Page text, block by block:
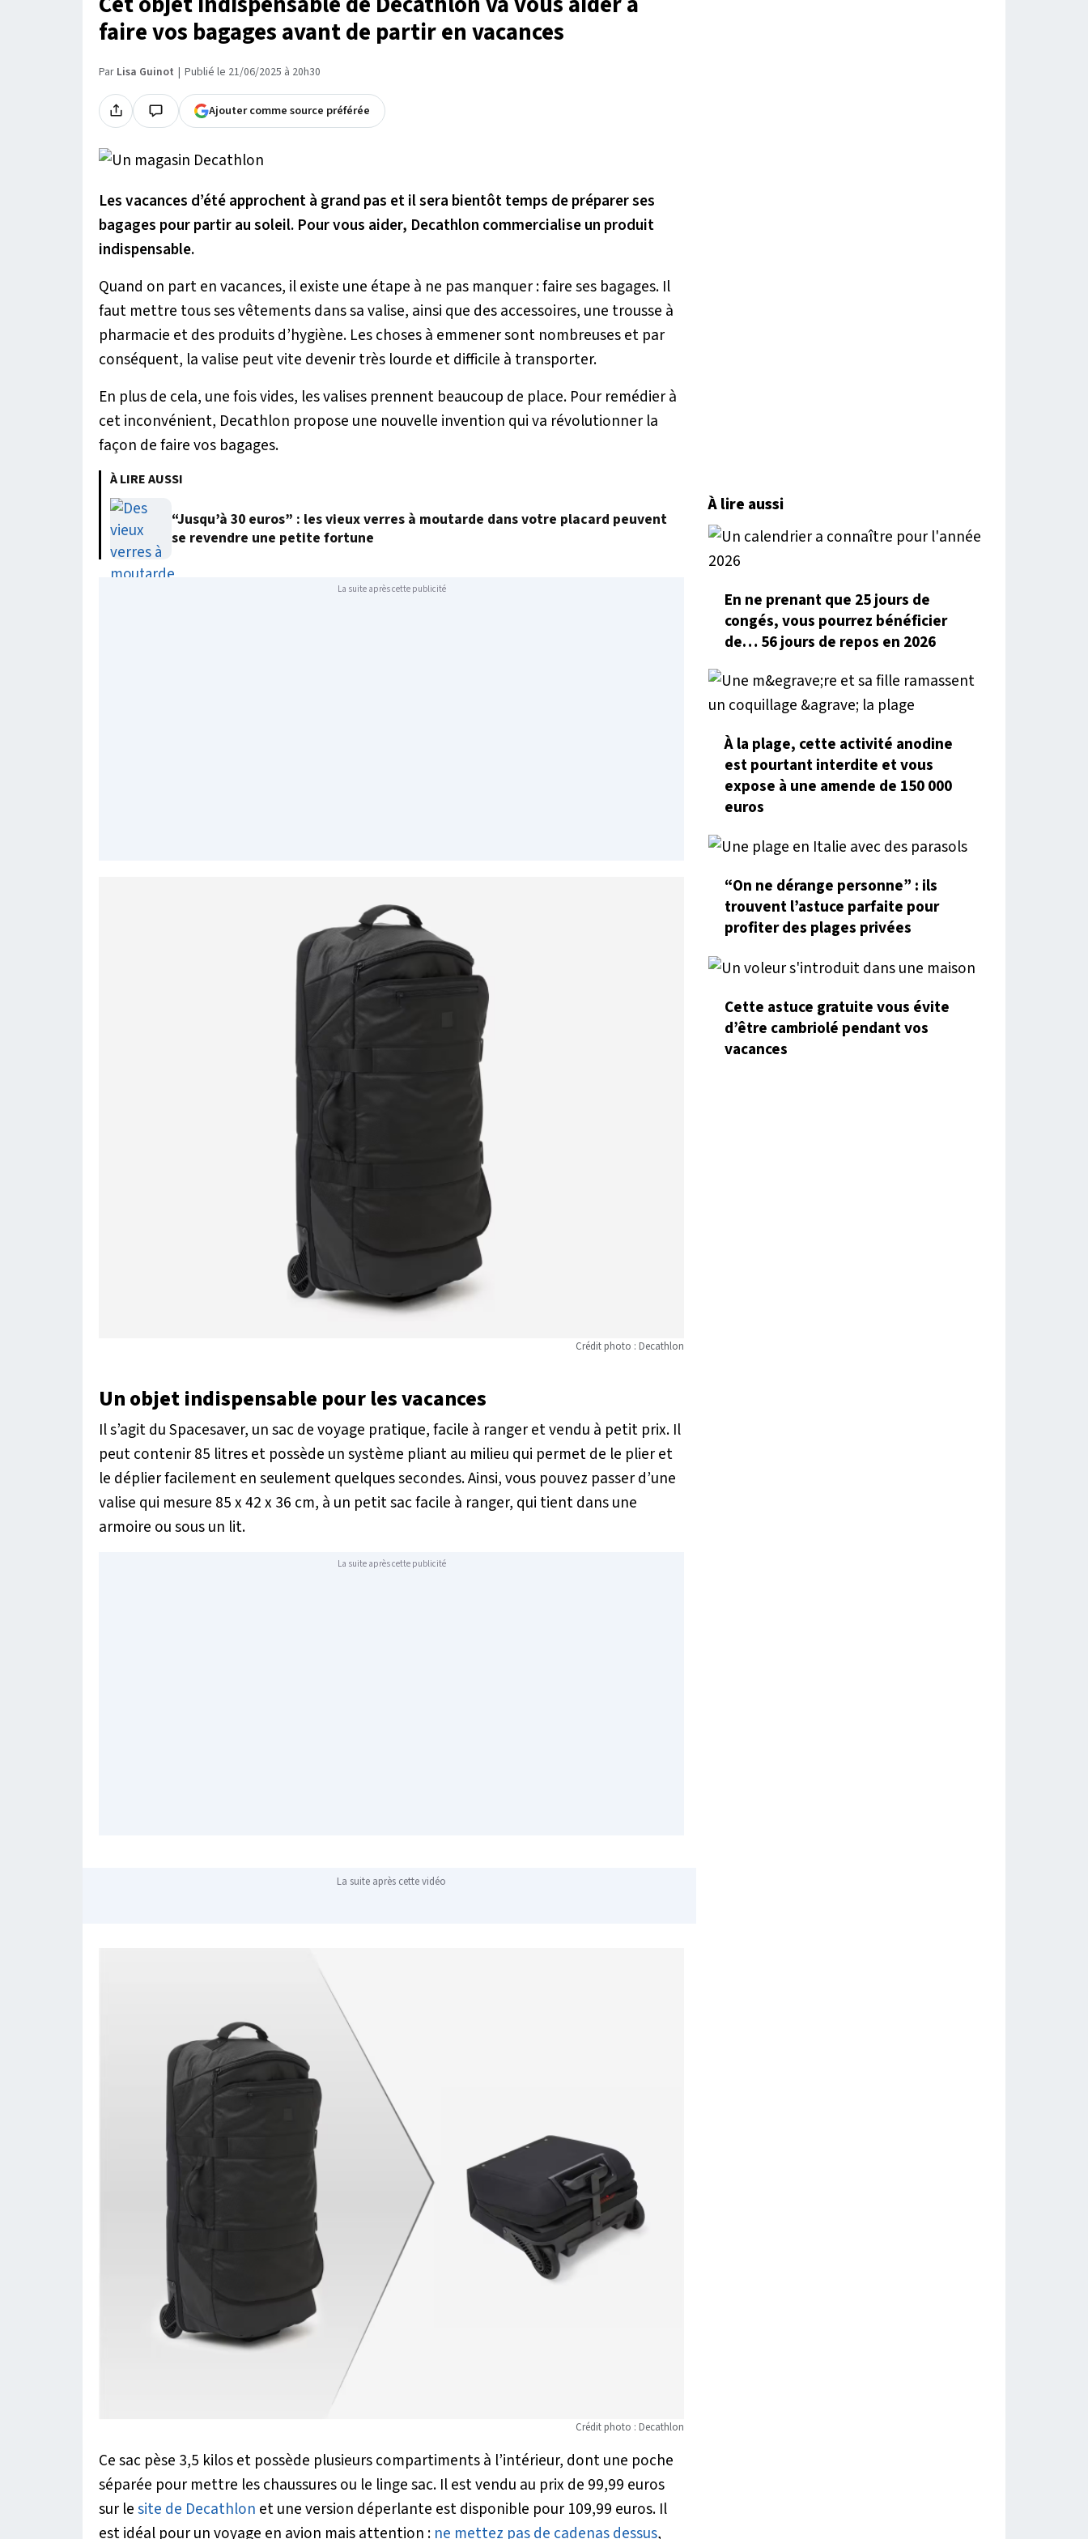
faire vos bagages avant de partir en vacances
Par Lisa Guinot Publié le 21/06/2025 à 20h30
Ajouter comme source préférée
Les vacances d’été approchent à grand pas et il sera bientôt temps de préparer ses
bagages pour partir au soleil. Pour vous aider, Decathlon commercialise un produit
indispensable.
Quand on part en vacances, il existe une étape à ne pas manquer : faire ses bagages. Il
faut mettre tous ses vêtements dans sa valise, ainsi que des accessoires, une trousse à
pharmacie et des produits d’hygiène. Les choses à emmener sont nombreuses et par
conséquent, la valise peut vite devenir très lourde et difficile à transporter.
En plus de cela, une fois vides, les valises prennent beaucoup de place. Pour remédier à
cet inconvénient, Decathlon propose une nouvelle invention qui va révolutionner la
façon de faire vos bagages.
À LIRE AUSSI
“Jusqu’à 30 euros” : les vieux verres à moutarde dans votre placard peuvent
se revendre une petite fortune
La suite après cette publicité
Crédit photo : Decathlon
Un objet indispensable pour les vacances
Il s’agit du Spacesaver, un sac de voyage pratique, facile à ranger et vendu à petit prix. Il
peut contenir 85 litres et possède un système pliant au milieu qui permet de le plier et
le déplier facilement en seulement quelques secondes. Ainsi, vous pouvez passer d’une
valise qui mesure 85 x 42 x 36 cm, à un petit sac facile à ranger, qui tient dans une
armoire ou sous un lit.
La suite après cette publicité
La suite après cette vidéo
Crédit photo : Decathlon
Ce sac pèse 3,5 kilos et possède plusieurs compartiments à l’intérieur, dont une poche
séparée pour mettre les chaussures ou le linge sac. Il est vendu au prix de 99,99 euros
sur lesite de Decathlon et une version déperlante est disponible pour 109,99 euros. Il
est idéal pour un voyage en avion mais attention : ne mettez pas de cadenas dessus,
À lire aussi
En ne prenant que 25 jours de
congés, vous pourrez bénéficier
de… 56 jours de repos en 2026
À la plage, cette activité anodine
est pourtant interdite et vous
expose à une amende de 150 000
euros
“On ne dérange personne” : ils
trouvent l’astuce parfaite pour
profiter des plages privées
Cette astuce gratuite vous évite
d’être cambriolé pendant vos
vacances